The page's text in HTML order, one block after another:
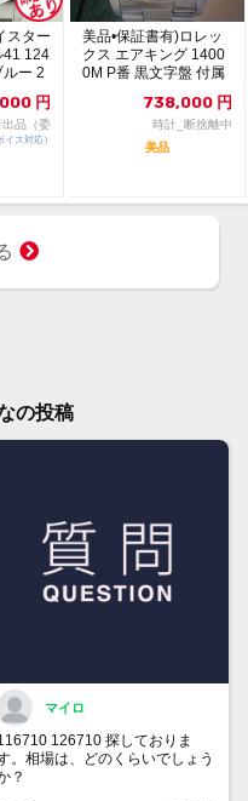
スター
41 124
ー 2
円
出品（委
託販売）
イス対応）
美品•保証書有)ロレッ
クス エアキング 1400
0M P番 黒文字盤 付属
738,000 円
時計_断捨離中
美品
の投稿
マイロ
126710 探しておりま
。相場は、どのくらいでしょう
？